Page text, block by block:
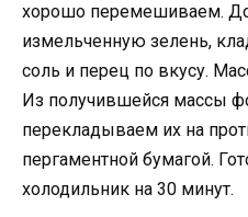
хорошо перемешиваем.
измельченную зелень,
соль и перец по вкусу.
Из получившейся массы
перекладываем их на
пергаментной бумагой.
холодильник на 30 минут.